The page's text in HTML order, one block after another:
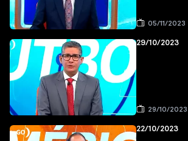
05/11/2023
29/10/2023
29/10/2023
22/10/2023